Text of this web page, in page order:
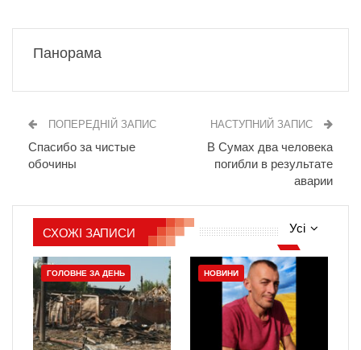
Панорама
ПОПЕРЕДНІЙ ЗАПИС
Спасибо за чистые
обочины
НАСТУПНИЙ ЗАПИС
В Сумах два человека
погибли в результате
аварии
Усі
СХОЖІ ЗАПИСИ
ГОЛОВНЕ ЗА ДЕНЬ НОВИНИ